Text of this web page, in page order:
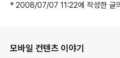
* 2008/07/07 11:22에 작성한 글
모바일 컨텐츠 이야기